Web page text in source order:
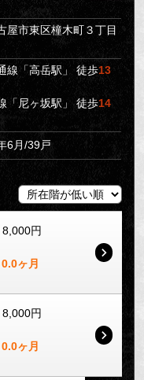
屋市東区橦木町３丁目
線「高岳駅」 徒歩13
「尼ヶ坂駅」 徒歩14
6月/39戸
円
0.0ヶ月
円
0.0ヶ月